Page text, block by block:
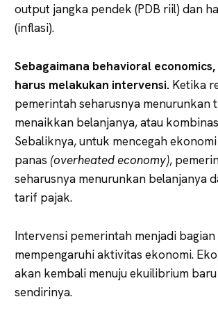
output jangka pendek (PDB riil) dan
(inflasi).
Sebagaimana behavioral
harus melakukan intervensi. Ketika
pemerintah seharusnya menurunkan
menaikkan belanjanya, atau
Sebaliknya, untuk mencegah
panas (overheated economy),
seharusnya menurunkan belanjanya
tarif pajak.
Intervensi pemerintah menjadi
mempengaruhi aktivitas ekonomi.
akan kembali menuju ekuilibrium
sendirinya.